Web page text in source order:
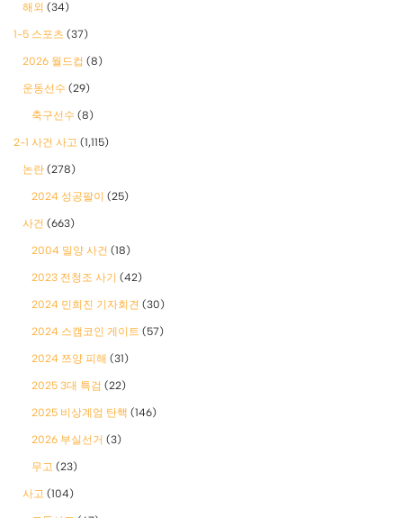
해외 (34)
1-5 스포츠 (37)
2026 월드컵 (8)
운동선수 (29)
축구선수 (8)
2-1 사건 사고 (1,115)
논란 (278)
2024 성공팔이 (25)
사건 (663)
2004 밀양 사건 (18)
2023 전청조 사기 (42)
2024 민희진 기자회견 (30)
2024 스캠코인 게이트 (57)
2024 쯔양 피해 (31)
2025 3대 특검 (22)
2025 비상계엄 탄핵 (146)
2026 부실선거 (3)
무고 (23)
사고 (104)